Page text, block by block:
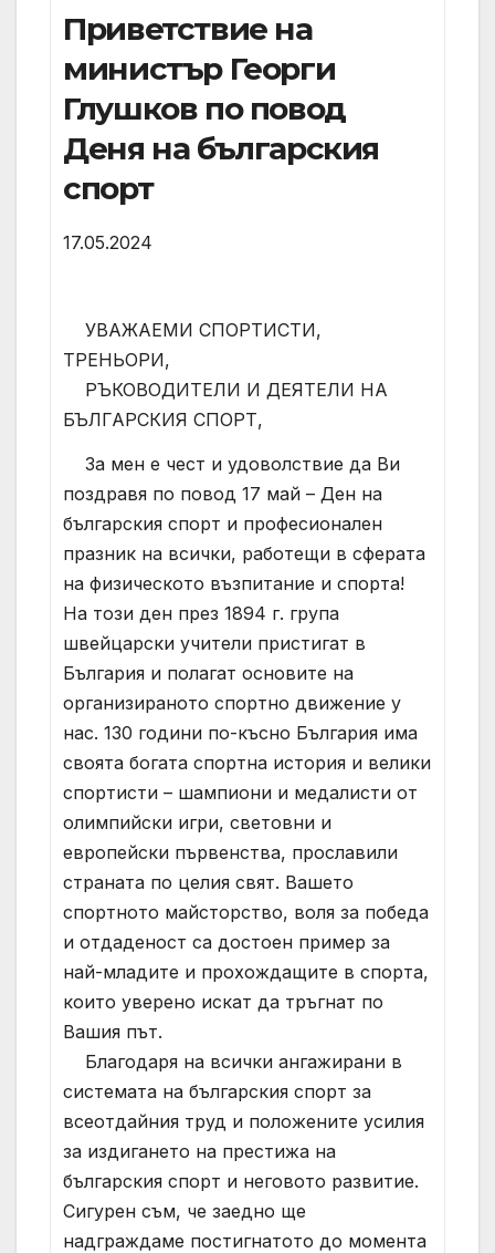
Приветствие на
министър Георги
Глушков по повод
Деня на българския
спорт
17.05.2024
УВАЖАЕМИ СПОРТИСТИ,
ТРЕНЬОРИ,
РЪКОВОДИТЕЛИ И ДЕЯТЕЛИ НА
БЪЛГАРСКИЯ СПОРТ,
За мен е чест и удоволствие да Ви
поздравя по повод 17 май – Ден на
българския спорт и професионален
празник на всички, работещи в сферата
на физическото възпитание и спорта!
На този ден през 1894 г. група
швейцарски учители пристигат в
България и полагат основите на
организираното спортно движение у
нас. 130 години по-късно България има
своята богата спортна история и велики
спортисти – шампиони и медалисти от
олимпийски игри, световни и
европейски първенства, прославили
страната по целия свят. Вашето
спортното майсторство, воля за победа
и отдаденост са достоен пример за
най-младите и прохождащите в спорта,
които уверено искат да тръгнат по
Вашия път.
Благодаря на всички ангажирани в
системата на българския спорт за
всеотдайния труд и положените усилия
за издигането на престижа на
българския спорт и неговото развитие.
Сигурен съм, че заедно ще
надграждаме постигнатото до момента